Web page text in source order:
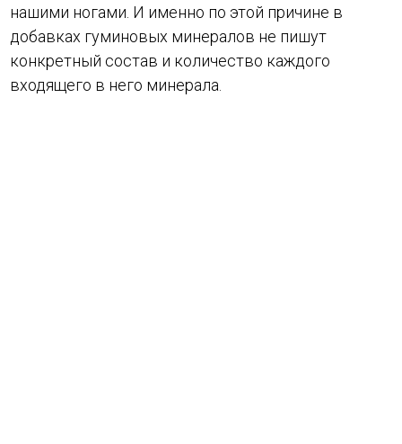
нашими ногами. И именно по этой причине в
добавках гуминовых минералов не пишут
конкретный состав и количество каждого
входящего в него минерала.